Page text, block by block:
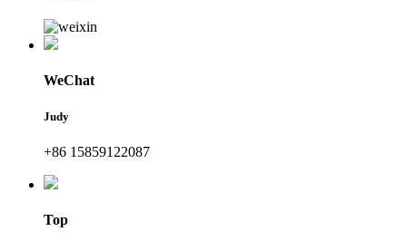
WeChat
Judy
+86 15859122087
Top